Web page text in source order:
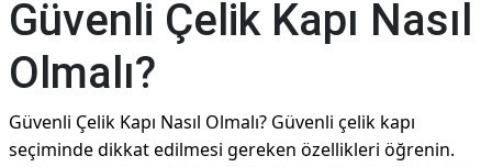
Güvenli Çelik Kapı Nasıl
Olmalı?
Güvenli Çelik Kapı Nasıl Olmalı? Güvenli çelik kapı
seçiminde dikkat edilmesi gereken özellikleri öğrenin.